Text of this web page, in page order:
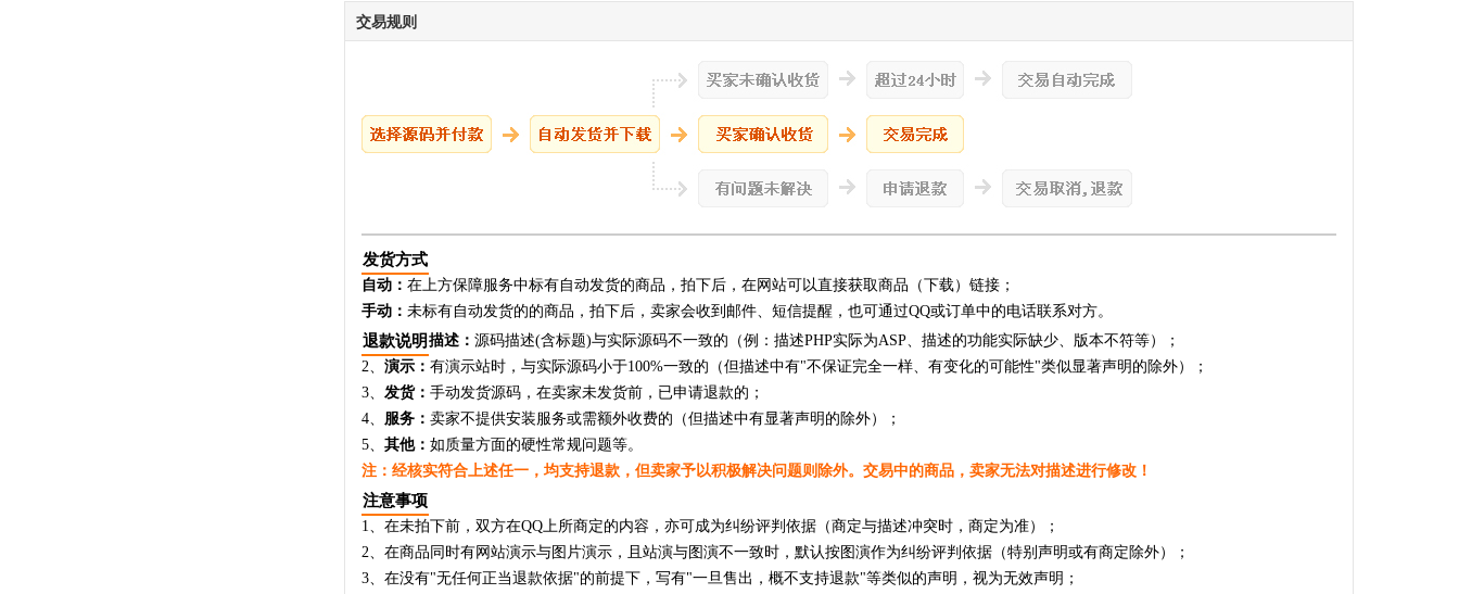
交易规则
发货方式
自动： 在上方保障服务中标有自动发货的商品，拍下后，在网站可以直接获取商品（下载）链接；
手动： 未标有自动发货的的商品，拍下后，卖家会收到邮件、短信提醒，也可通过QQ或订单中的电话联系对方。
退款说明 描述： 源码描述(含标题)与实际源码不一致的（例：描述PHP实际为ASP、描述的功能实际缺少、版本不符等）；
2、 演示： 有演示站时，与实际源码小于100%一致的（但描述中有"不保证完全一样、有变化的可能性"类似显著声明的除外）；
3、 发货： 手动发货源码，在卖家未发货前，已申请退款的；
4、 服务： 卖家不提供安装服务或需额外收费的（但描述中有显著声明的除外）；
5、 其他： 如质量方面的硬性常规问题等。
注：经核实符合上述任一，均支持退款，但卖家予以积极解决问题则除外。交易中的商品，卖家无法对描述进行修改！
注意事项
1、在未拍下前，双方在QQ上所商定的内容，亦可成为纠纷评判依据（商定与描述冲突时，商定为准）；
2、在商品同时有网站演示与图片演示，且站演与图演不一致时，默认按图演作为纠纷评判依据（特别声明或有商定除外）；
3、在没有"无任何正当退款依据"的前提下，写有"一旦售出，概不支持退款"等类似的声明，视为无效声明；